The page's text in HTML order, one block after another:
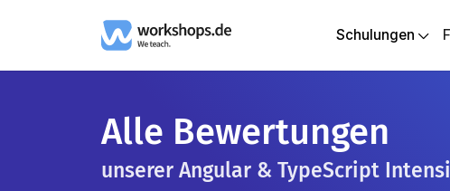
Schulungen
Alle Bewertungen
unserer Angular & TypeScript